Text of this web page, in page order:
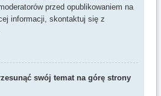
przed opublikowaniem na
informacji, skontaktuj się z
swój temat na górę strony